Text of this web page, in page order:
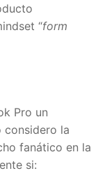
“form
Pro un
la
fanático en la
si: